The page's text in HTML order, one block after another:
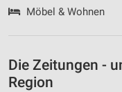
Möbel & Wohnen
Die Zeitungen -
Region